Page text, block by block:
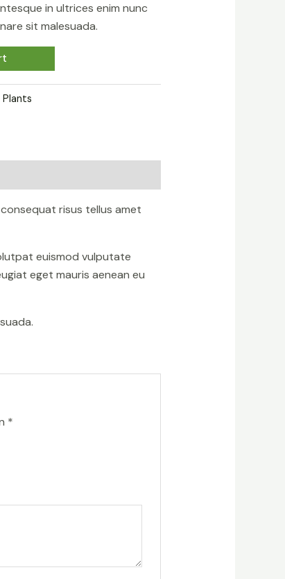
in ultrices enim nunc
sit malesuada.
risus tellus amet
euismod vulputate
eget mauris aenean eu
*